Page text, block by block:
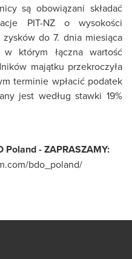
są obowiązani składać
PIT-NZ o wysokości
do 7. dnia miesiąca
którym łączna wartość
majątku przekroczyła
terminie wpłacić podatek
jest według stawki 19%
- ZAPRASZAMY:
bdo_poland/